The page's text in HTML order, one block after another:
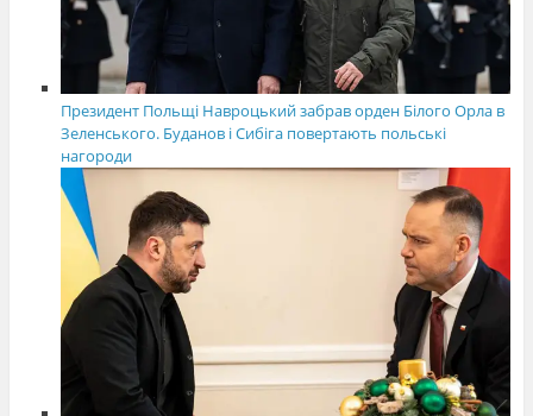
Президент Польщі Навроцький забрав орден Білого Орла в
Зеленського. Буданов і Сибіга повертають польські
нагороди